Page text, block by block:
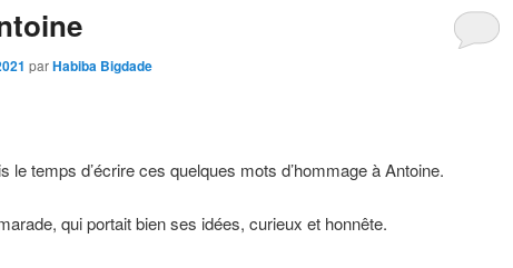
parHabiba Bigdade
le temps d’écrire ces quelques mots d’hommage à Antoine.
qui portait bien ses idées, curieux et honnête.